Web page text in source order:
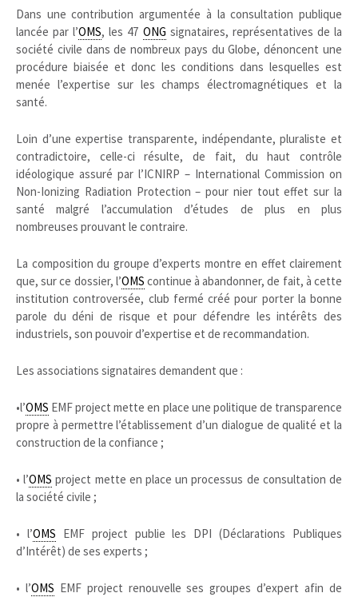
Dans une contribution argumentée à la consultation publique
lancée par l’OMS, les 47 ONG signataires, représentatives de la
société civile dans de nombreux pays du Globe, dénoncent une
procédure biaisée et donc les conditions dans lesquelles est
menée l’expertise sur les champs électromagnétiques et la
santé.
Loin d’une expertise transparente, indépendante, pluraliste et
contradictoire, celle-ci résulte, de fait, du haut contrôle
idéologique assuré par l’ICNIRP – International Commission on
Non-Ionizing Radiation Protection – pour nier tout effet sur la
santé malgré l’accumulation d’études de plus en plus
nombreuses prouvant le contraire.
La composition du groupe d’experts montre en effet clairement
que, sur ce dossier, l’OMS continue à abandonner, de fait, à cette
institution controversée, club fermé créé pour porter la bonne
parole du déni de risque et pour défendre les intérêts des
industriels, son pouvoir d’expertise et de recommandation.
Les associations signataires demandent que :
•l’OMS EMF project mette en place une politique de transparence
propre à permettre l’établissement d’un dialogue de qualité et la
construction de la confiance ;
• l’OMS project mette en place un processus de consultation de
la société civile ;
• l’OMS EMF project publie les DPI (Déclarations Publiques
d’Intérêt) de ses experts ;
• l’OMS EMF project renouvelle ses groupes d’expert afin de